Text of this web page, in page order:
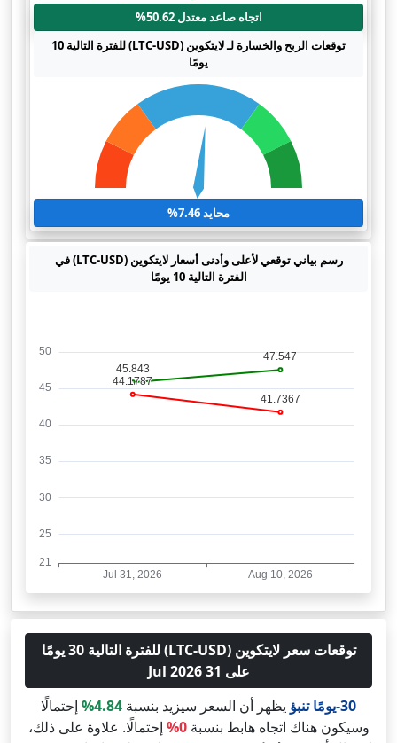
اتجاه صاعد معتدل 50.62%
توقعات الربح والخسارة لـ لايتكوين (LTC-USD) للفترة التالية 10
يومًا
محايد 7.46%
رسم بياني توقعي لأعلى وأدنى أسعار لايتكوين (LTC-USD) في
الفترة التالية 10 يومًا
توقعات سعر لايتكوين (LTC-USD) للفترة التالية 30 يومًا
على 31 Jul 2026
30-يومًا تنبؤ
يظهر أن السعر سيزيد بنسبة 4.84%
إحتمالًا
وسيكون هناك اتجاه هابط بنسبة0%
إحتمالًا. علاوة على ذلك،